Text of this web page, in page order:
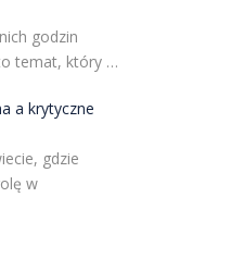
godzin
temat, który …
a krytyczne
gdzie
w